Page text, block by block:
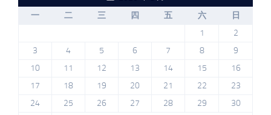
一
二 三 四 五 六
日
1
2
3
4 5 6 7 8
9
10
11 12 13 14 15
16
17
18 19 20 21 22
23
24
25 26 27 28 29
30